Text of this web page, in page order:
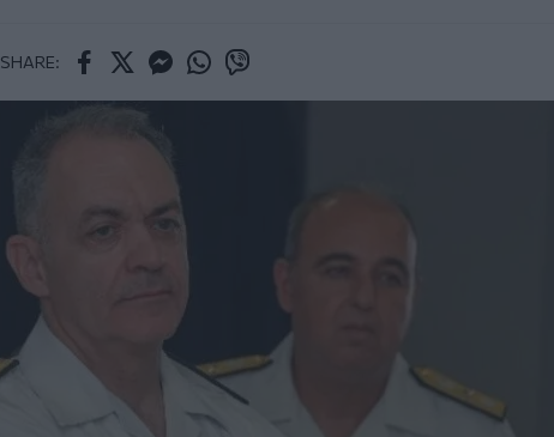
SHARE: